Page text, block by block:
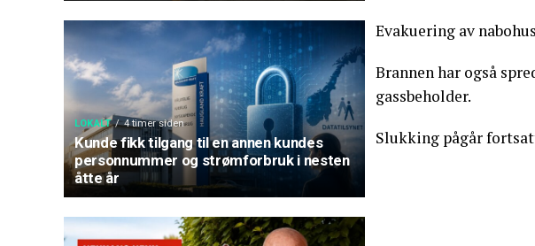
LOKALT 4 timer siden
Kunde fikk tilgang til en annen kundes
personnummer og strømforbruk i nesten
åtte år
Evakuering av
Brannen har også
gassbeholder.
Slukking pågår